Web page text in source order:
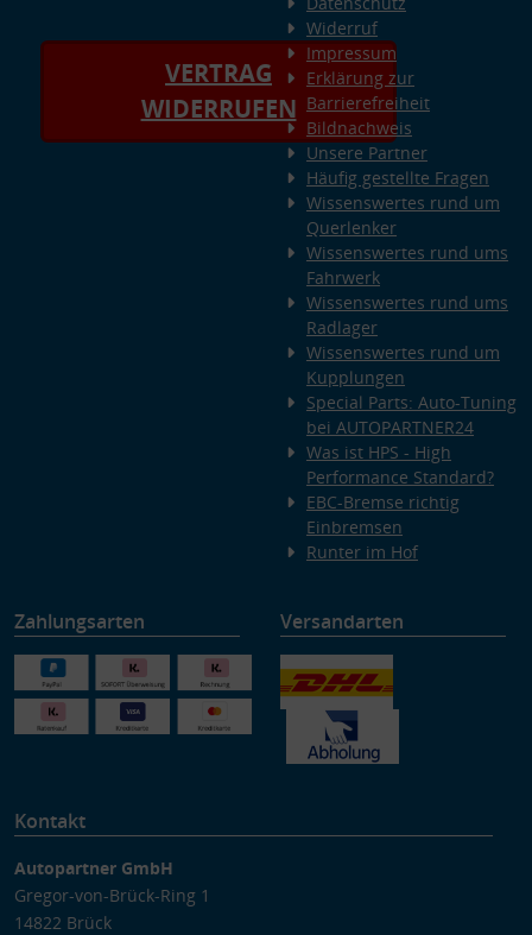
VERTRAG
WIDERRUFEN
Widerruf
Impressum
Erklärung zur
Barrierefreiheit
Bildnachweis
Unsere Partner
Häufig gestellte Fragen
Wissenswertes rund um
Querlenker
Wissenswertes rund ums
Fahrwerk
Wissenswertes rund ums
Radlager
Wissenswertes rund um
Kupplungen
Special Parts: Auto-Tuning
bei AUTOPARTNER24
Was ist HPS - High
Performance Standard?
EBC-Bremse richtig
Einbremsen
Runter im Hof
Zahlungsarten Versandarten
Kontakt
Autopartner GmbH
Gregor-von-Brück-Ring 1
14822 Brück